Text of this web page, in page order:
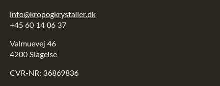
info@kropogkrystaller.dk
+45 60 14 06 37
Valmuevej 46
4200 Slagelse
CVR-NR: 36869836